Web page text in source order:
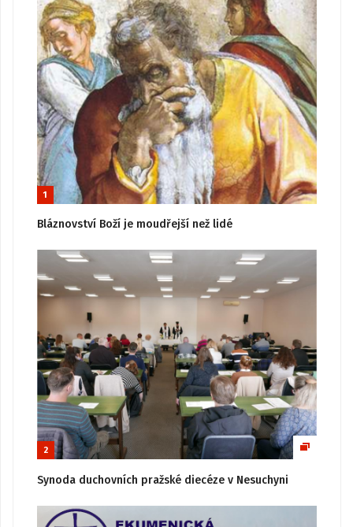
1
Bláznovství Boží je moudřejší než lidé
2
Synoda duchovních pražské diecéze v Nesuchyni